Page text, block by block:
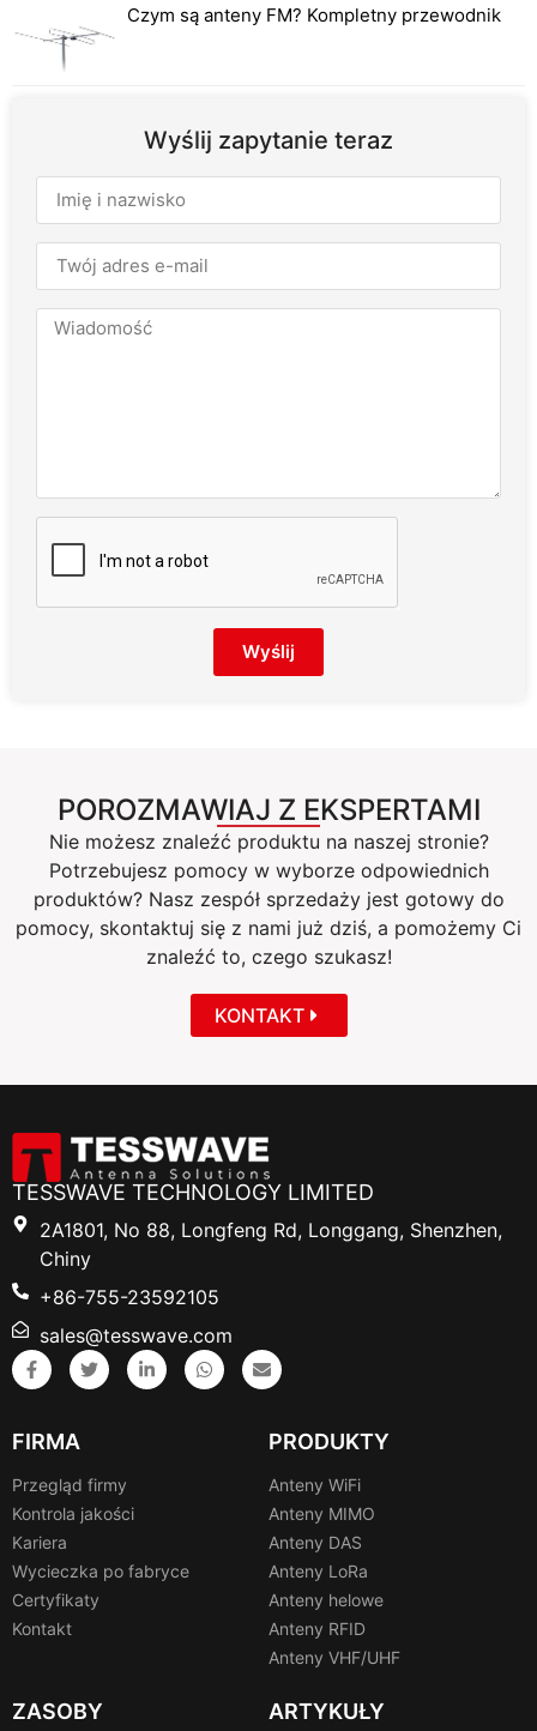
Czym są anteny FM? Kompletny przewodnik
Wyślij zapytanie teraz
Wyślij
POROZMAWIAJ Z EKSPERTAMI
Nie możesz znaleźć produktu na naszej stronie?
Potrzebujesz pomocy w wyborze odpowiednich
produktów? Nasz zespół sprzedaży jest gotowy do
pomocy, skontaktuj się z nami już dziś, a pomożemy Ci
znaleźć to, czego szukasz!
KONTAKT
TESSWAVE TECHNOLOGY LIMITED
2A1801, No 88, Longfeng Rd, Longgang, Shenzhen,
Chiny
+86-755-23592105
sales@tesswave.com
FIRMA
Przegląd firmy
Kontrola jakości
Kariera
Wycieczka po fabryce
Certyfikaty
Kontakt
PRODUKTY
Anteny WiFi
Anteny MIMO
Anteny DAS
Anteny LoRa
Anteny helowe
Anteny RFID
Anteny VHF/UHF
ZASOBY ARTYKUŁY